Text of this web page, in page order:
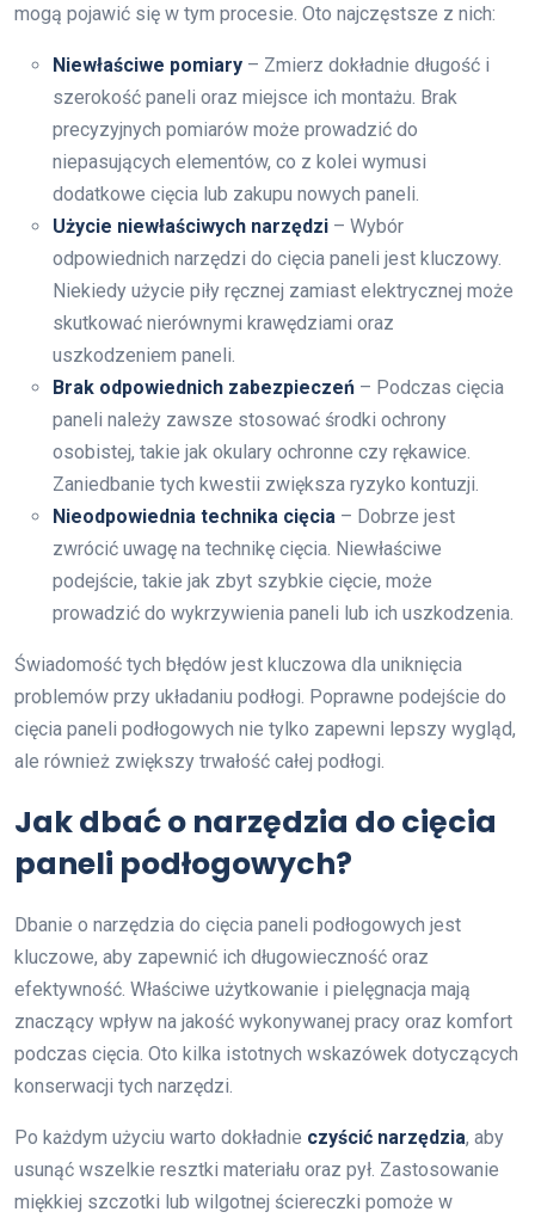
mogą pojawić się w tym procesie. Oto najczęstsze z nich:
Niewłaściwe pomiary – Zmierz dokładnie długość i
szerokość paneli oraz miejsce ich montażu. Brak
precyzyjnych pomiarów może prowadzić do
niepasujących elementów, co z kolei wymusi
dodatkowe cięcia lub zakupu nowych paneli.
Użycie niewłaściwych narzędzi – Wybór
odpowiednich narzędzi do cięcia paneli jest kluczowy.
Niekiedy użycie piły ręcznej zamiast elektrycznej może
skutkować nierównymi krawędziami oraz
uszkodzeniem paneli.
Brak odpowiednich zabezpieczeń – Podczas cięcia
paneli należy zawsze stosować środki ochrony
osobistej, takie jak okulary ochronne czy rękawice.
Zaniedbanie tych kwestii zwiększa ryzyko kontuzji.
Nieodpowiednia technika cięcia – Dobrze jest
zwrócić uwagę na technikę cięcia. Niewłaściwe
podejście, takie jak zbyt szybkie cięcie, może
prowadzić do wykrzywienia paneli lub ich uszkodzenia.
Świadomość tych błędów jest kluczowa dla uniknięcia
problemów przy układaniu podłogi. Poprawne podejście do
cięcia paneli podłogowych nie tylko zapewni lepszy wygląd,
ale również zwiększy trwałość całej podłogi.
Jak dbać o narzędzia do cięcia
paneli podłogowych?
Dbanie o narzędzia do cięcia paneli podłogowych jest
kluczowe, aby zapewnić ich długowieczność oraz
efektywność. Właściwe użytkowanie i pielęgnacja mają
znaczący wpływ na jakość wykonywanej pracy oraz komfort
podczas cięcia. Oto kilka istotnych wskazówek dotyczących
konserwacji tych narzędzi.
Po każdym użyciu warto dokładnie czyścić narzędzia, aby
usunąć wszelkie resztki materiału oraz pył. Zastosowanie
miękkiej szczotki lub wilgotnej ściereczki pomoże w